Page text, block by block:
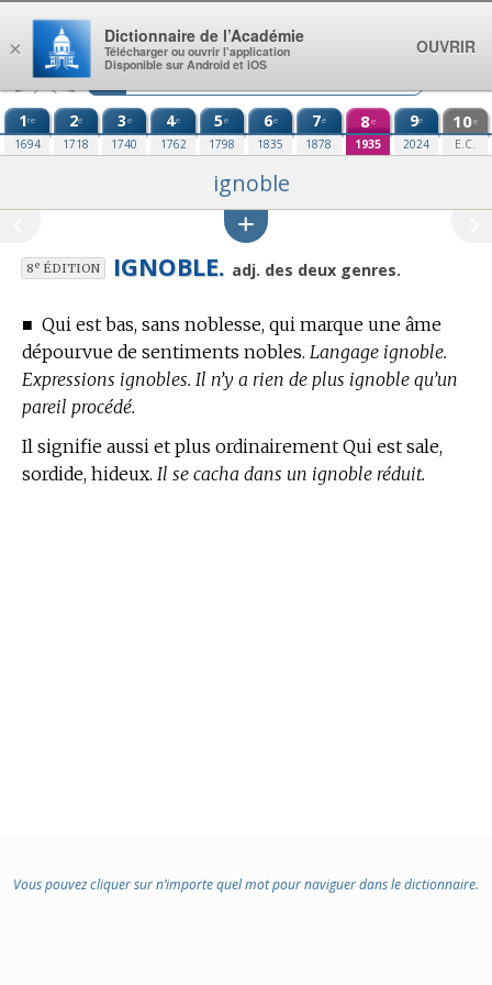
Aller au contenu
1re
1694
2e
1718
3e
1740
4e
1762
5e
1798
6e
1835
7e
1878
8e
1935
9e
2024
10e
E.C.
ignoble
8eÉDITION IGNOBLE. adj. des deux genres.
■ Qui est bas, sans noblesse, qui marque une âme
dépourvue de sentiments nobles. Langage ignoble.
Expressions ignobles. Il n’y a rien de plus ignoble qu’un
pareil procédé.
Il signifie aussi et plus ordinairement Qui est sale,
sordide, hideux. Il se cacha dans un ignoble réduit.
Vous pouvez cliquer sur n’importe quel mot pour naviguer dans le dictionnaire.
×
Dictionnaire de l’Académie
Télécharger ou ouvrir l’application
Disponible sur Android et iOS
OUVRIR